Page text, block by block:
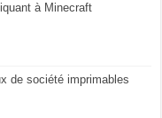
à Minecraft
de société imprimables